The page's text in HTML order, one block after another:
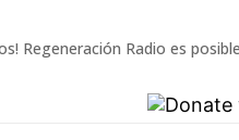
Regeneración Radio es